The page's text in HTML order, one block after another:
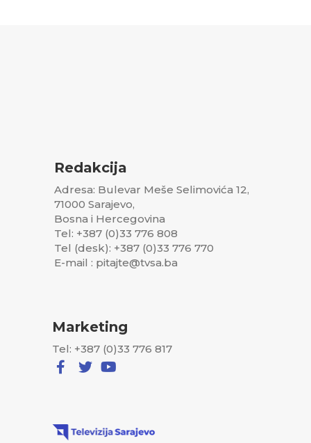
Redakcija
Adresa: Bulevar Meše Selimovića 12,
71000 Sarajevo,
Bosna i Hercegovina
Tel: +387 (0)33 776 808
Tel (desk): +387 (0)33 776 770
E-mail : pitajte@tvsa.ba
Marketing
Tel: +387 (0)33 776 817